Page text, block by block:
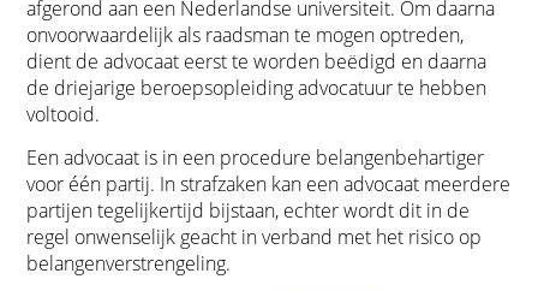
afgerond aan een Nederlandse universiteit. Om daarna
onvoorwaardelijk als raadsman te mogen optreden,
dient de advocaat eerst te worden beëdigd en daarna
de driejarige beroepsopleiding advocatuur te hebben
voltooid.
Een advocaat is in een procedure belangenbehartiger
voor één partij. In strafzaken kan een advocaat meerdere
partijen tegelijkertijd bijstaan, echter wordt dit in de
regel onwenselijk geacht in verband met het risico op
belangenverstrengeling.